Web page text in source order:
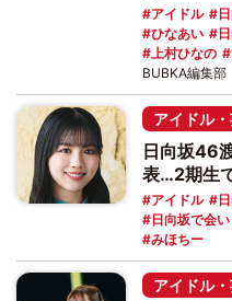
アイドル
ひなあい
上村ひなの
BUBKA編集部
アイドル
日向坂46
表…2期生
アイドル
日向坂で会
みほちー
アイドル